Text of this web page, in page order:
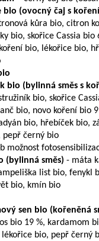
bio (ovocný čaj s
kůra bio, citron
bio, skořice Cassia bio
bio, lékořice bio,
bio (bylinná směs s
bio, skořice
bio, novo koření bio
bio, hřebíček bio,
pepř černý bio
možnost
(bylinná směs) - máta
list bio, fenykl
bio, kmín bio
sen bio (kořeněná
bio 19 %, kardamom
lékořice bio, pepř černý